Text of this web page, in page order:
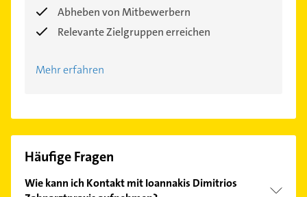
Abheben von Mitbewerbern
Relevante Zielgruppen erreichen
Mehr erfahren
Häufige Fragen
Wie kann ich Kontakt mit Ioannakis Dimitrios